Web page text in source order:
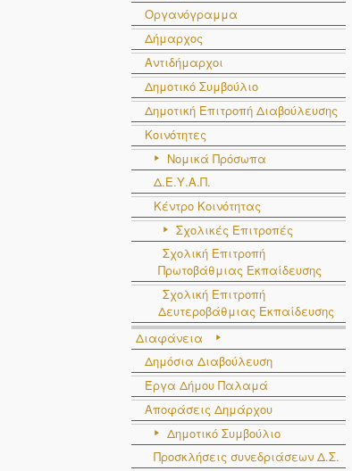
Οργανόγραμμα
Δήμαρχος
Αντιδήμαρχοι
Δημοτικό Συμβούλιο
Δημοτική Επιτροπή Διαβούλευσης
Κοινότητες
Νομικά Πρόσωπα
Δ.Ε.Υ.Α.Π.
Κέντρο Κοινότητας
Σχολικές Επιτροπές
Σχολική Επιτροπή
Πρωτοβάθμιας Εκπαίδευσης
Σχολική Επιτροπή
Δευτεροβάθμιας Εκπαίδευσης
Διαφάνεια
Δημόσια Διαβούλευση
Έργα Δήμου Παλαμά
Αποφάσεις Δημάρχου
Δημοτικό Συμβούλιο
Προσκλήσεις συνεδριάσεων Δ.Σ.